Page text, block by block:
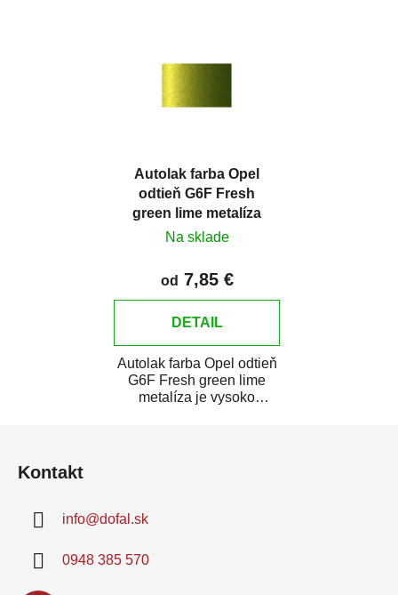
Autolak farba Opel
odtieň G6F Fresh
green lime metalíza
Na sklade
od 7,85 €
DETAIL
Autolak farba Opel odtieň
G6F Fresh green lime
metalíza je vysoko
Kontakt
info@dofal.sk
0948 385 570